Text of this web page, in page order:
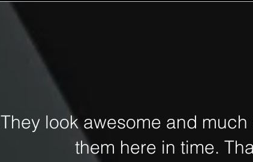
They look awesome and
them here in time.